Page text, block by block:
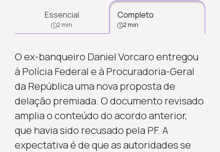
Essencial
2 min
Completo
2 min
O ex-banqueiro Daniel Vorcaro entregou
à Polícia Federal e à Procuradoria-Geral
da República uma nova proposta de
delação premiada. O documento revisado
amplia o conteúdo do acordo anterior,
que havia sido recusado pela PF. A
expectativa é de que as autoridades se